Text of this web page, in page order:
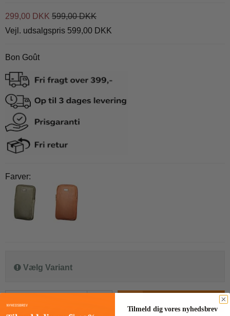
299,00 DKK 599,00 DKK
Vejl. udsalgspris 599,00 DKK
Bon Goût
Farver:
Vælg Variant
Tilmeld dig vores nyhedsbrev